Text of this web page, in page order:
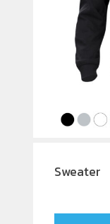
Sweater